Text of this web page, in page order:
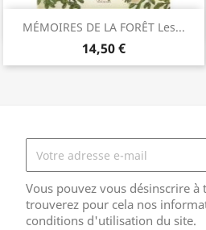
MÉMOIRES DE LA FORÊT Les...
14,50 €
Aperçu rapide
Vous pouvez vous désinscrire
trouverez pour cela nos
conditions d'utilisation du site.